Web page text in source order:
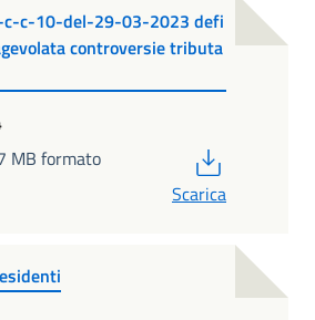
c-c-10-del-29-03-2023 defi
controversie tributa
MB formato
Scarica